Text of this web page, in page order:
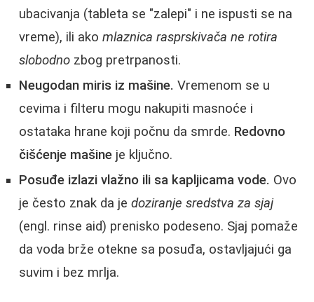
ubacivanja (tableta se "zalepi" i ne ispusti se na
vreme), ili ako mlaznica rasprskivača ne rotira
slobodno zbog pretrpanosti.
Neugodan miris iz mašine. Vremenom se u
cevima i filteru mogu nakupiti masnoće i
ostataka hrane koji počnu da smrde. Redovno
čišćenje mašine je ključno.
Posuđe izlazi vlažno ili sa kapljicama vode. Ovo
je često znak da je doziranje sredstva za sjaj
(engl. rinse aid) prenisko podeseno. Sjaj pomaže
da voda brže otekne sa posuđa, ostavljajući ga
suvim i bez mrlja.